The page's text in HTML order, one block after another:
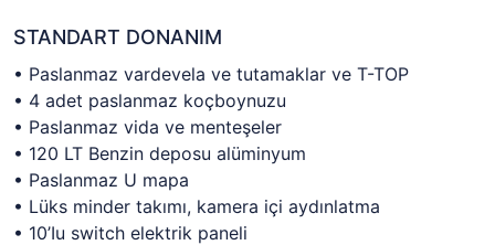
STANDART DONANIM
• Paslanmaz vardevela ve tutamaklar ve T-TOP
• 4 adet paslanmaz koçboynuzu
• Paslanmaz vida ve menteşeler
• 120 LT Benzin deposu alüminyum
• Paslanmaz U mapa
• Lüks minder takımı, kamera içi aydınlatma
• 10’Iu switch elektrik paneli